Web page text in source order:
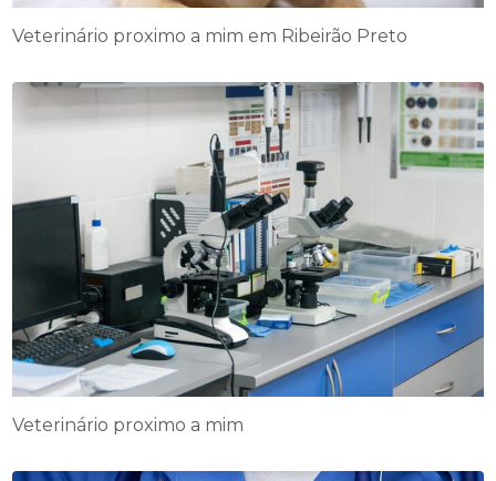
Veterinário proximo a mim em Ribeirão Preto
Veterinário proximo a mim